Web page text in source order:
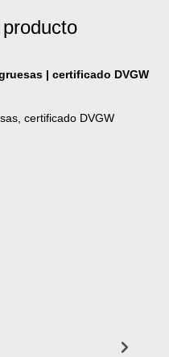
| certificado DVGW
certificado DVGW